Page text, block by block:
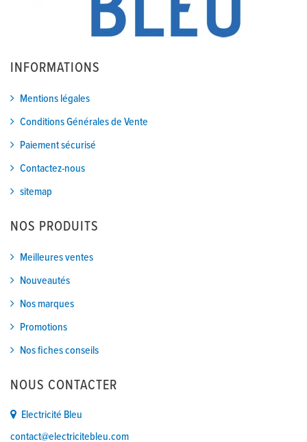
INFORMATIONS
Mentions légales
Conditions Générales de Vente
Paiement sécurisé
Contactez-nous
sitemap
NOS PRODUITS
Meilleures ventes
Nouveautés
Nos marques
Promotions
Nos fiches conseils
NOUS CONTACTER
Electricité Bleu
contact@electricitebleu.com